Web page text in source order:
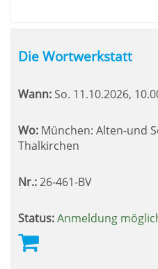
Die Wortwerkstatt
Wann: So. 11.10.2026,
Wo: München: Alten-und
Thalkirchen
Nr.:26-461-BV
Status:Anmeldung